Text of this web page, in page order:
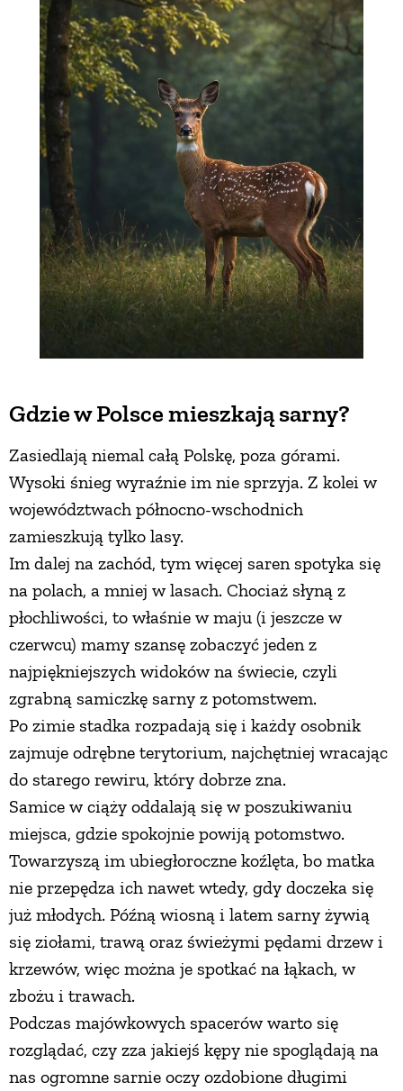
Gdzie w Polsce mieszkają sarny?
Zasiedlają niemal całą Polskę, poza górami.
Wysoki śnieg wyraźnie im nie sprzyja. Z kolei w
województwach północno-wschodnich
zamieszkują tylko lasy.
Im dalej na zachód, tym więcej saren spotyka się
na polach, a mniej w lasach. Chociaż słyną z
płochliwości, to właśnie w maju (i jeszcze w
czerwcu) mamy szansę zobaczyć jeden z
najpiękniejszych widoków na świecie, czyli
zgrabną samiczkę sarny z potomstwem.
Po zimie stadka rozpadają się i każdy osobnik
zajmuje odrębne terytorium, najchętniej wracając
do starego rewiru, który dobrze zna.
Samice w ciąży oddalają się w poszukiwaniu
miejsca, gdzie spokojnie powiją potomstwo.
Towarzyszą im ubiegłoroczne koźlęta, bo matka
nie przepędza ich nawet wtedy, gdy doczeka się
już młodych. Późną wiosną i latem sarny żywią
się ziołami, trawą oraz świeżymi pędami drzew i
krzewów, więc można je spotkać na łąkach, w
zbożu i trawach.
Podczas majówkowych spacerów warto się
rozglądać, czy zza jakiejś kępy nie spoglądają na
nas ogromne sarnie oczy ozdobione długimi